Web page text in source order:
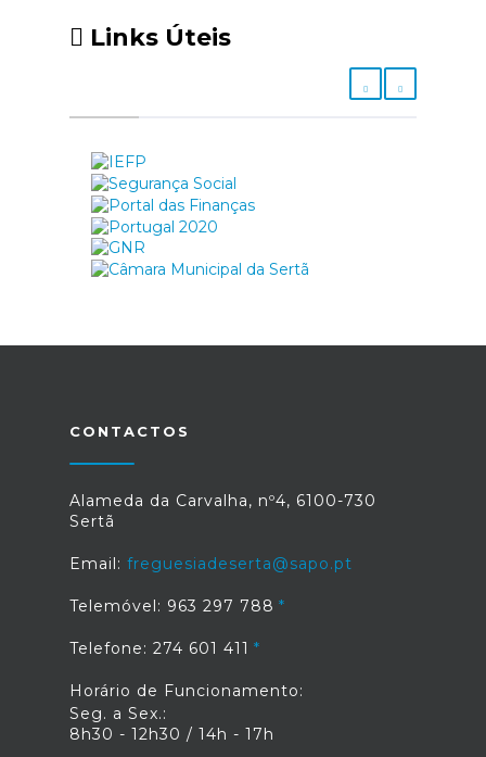
Links Úteis
CONTACTOS
Alameda da Carvalha, nº4, 6100-730
Sertã
Email: freguesiadeserta@sapo.pt
Telemóvel: 963 297 788
Telefone: 274 601 411
Horário de Funcionamento:
Seg. a Sex.:
8h30 - 12h30 / 14h - 17h